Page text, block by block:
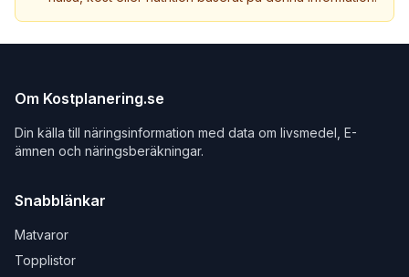
Om Kostplanering.se
Din källa till näringsinformation med data om livsmedel, E-
ämnen och näringsberäkningar.
Snabblänkar
Matvaror
Topplistor